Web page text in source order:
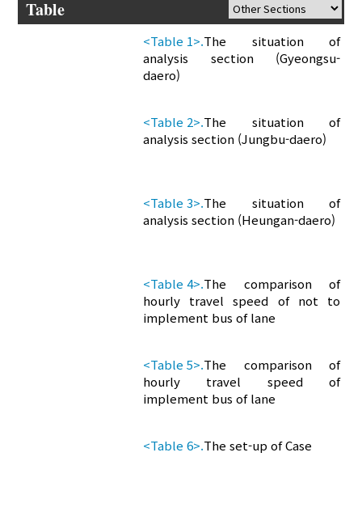
Table
<Table 1>.The situation of
analysis section (Gyeongsu-
daero)
<Table 2>.The situation of
analysis section (Jungbu-daero)
<Table 3>.The situation of
analysis section (Heungan-daero)
<Table 4>.The comparison of
hourly travel speed of not to
implement bus of lane
<Table 5>.The comparison of
hourly travel speed of
implement bus of lane
<Table 6>.The set-up of Case